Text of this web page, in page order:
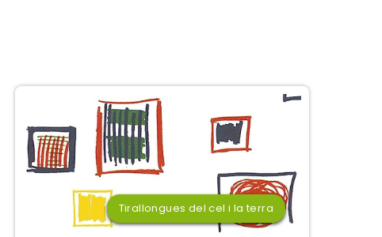
Tirallongues del cel i la terra